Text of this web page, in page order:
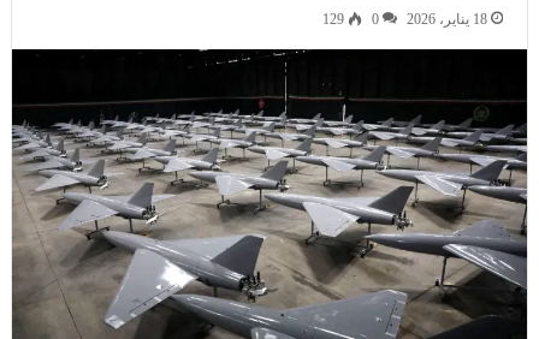
18 يناير، 2026 0
129